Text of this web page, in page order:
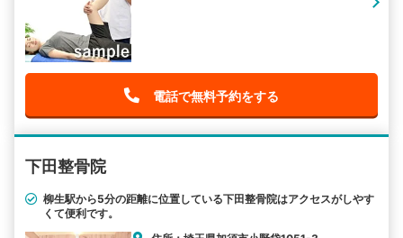
電話で無料予約をする
下田整骨院
柳生駅から5分の距離に位置している下田整骨院はアクセスがしやす
くて便利です。